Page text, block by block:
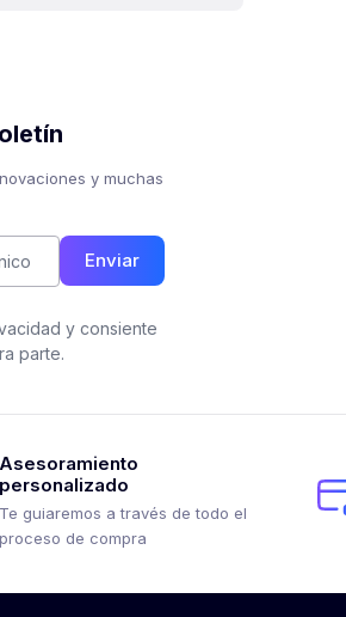
y muchas
Enviar
y consiente
parte.
Asesoramiento
personalizado
Te guiaremos a través de todo el
proceso de compra